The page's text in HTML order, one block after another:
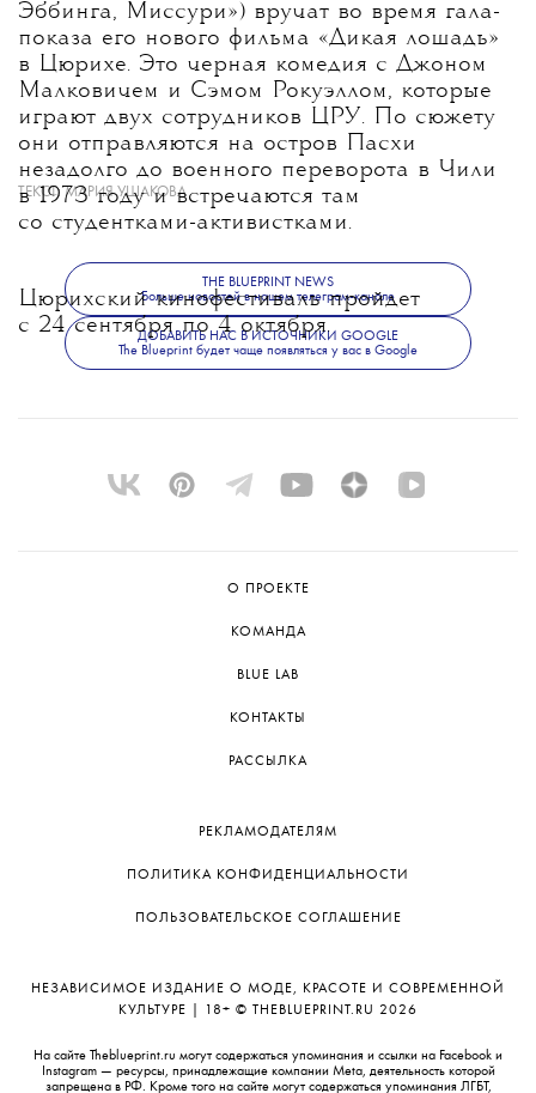
Эббинга, Миссури») вручат во время гала-
показа его нового фильма «Дикая лошадь»
в Цюрихе. Это черная комедия с Джоном
Малковичем и Сэмом Рокуэллом, которые
играют двух сотрудников ЦРУ. По сюжету
они отправляются на остров Пасхи
незадолго до военного переворота в Чили
в 1973 году и встречаются там
со студентками-активистками.
Цюрихский кинофестиваль пройдет
с 24 сентября по 4 октября.
ТЕКСТ:МАРИЯ УШАКОВА
THE BLUEPRINT NEWS
Больше новостей в нашем телеграм-канале
ДОБАВИТЬ НАС В ИСТОЧНИКИ GOOGLE
The Blueprint будет чаще появляться у вас в Google
О ПРОЕКТЕ
КОМАНДА
BLUE LAB
КОНТАКТЫ
РАССЫЛКА
РЕКЛАМОДАТЕЛЯМ
ПОЛИТИКА КОНФИДЕНЦИАЛЬНОСТИ
ПОЛЬЗОВАТЕЛЬСКОЕ СОГЛАШЕНИЕ
НЕЗАВИСИМОЕ ИЗДАНИЕ О МОДЕ, КРАСОТЕ И СОВРЕМЕННОЙ
КУЛЬТУРЕ | 18+ © THEBLUEPRINT.RU 2026
На сайте Theblueprint.ru могут содержаться упоминания и ссылки на Facebook и
Instagram — ресурсы, принадлежащие компании Meta, деятельность которой
запрещена в РФ. Кроме того на сайте могут содержаться упоминания ЛГБТ,